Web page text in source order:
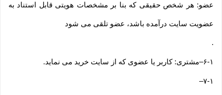
عضو: هر شخص حقیقی که بنا بر مشخصات هویتی قابل استناد به
عضویت سایت درآمده باشد، عضو تلقی می شود
.
۶-۱–مشتری: کاربر یا عضوی که از سایت خرید می نماید.
۷-۱–